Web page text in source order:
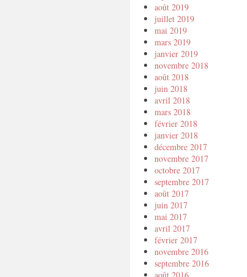
août 2019
juillet 2019
mai 2019
mars 2019
janvier 2019
novembre 2018
août 2018
juin 2018
avril 2018
mars 2018
février 2018
janvier 2018
décembre 2017
novembre 2017
octobre 2017
septembre 2017
août 2017
juin 2017
mai 2017
avril 2017
février 2017
novembre 2016
septembre 2016